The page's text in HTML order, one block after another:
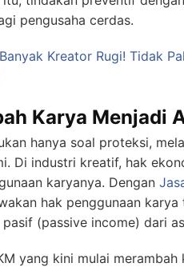
pengusaha cerdas.
Banyak Kreator Rugi! Tidak
Karya Menjadi
hanya soal proteksi,
Di industri kreatif, hak
karyanya. Dengan
hak penggunaan
pasif (passive income) dari
yang kini mulai